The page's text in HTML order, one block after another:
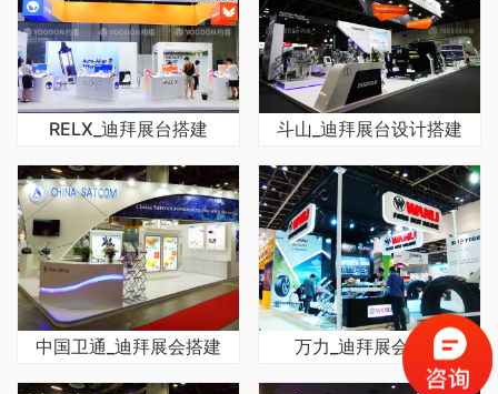
RELX_迪拜展台搭建 斗山_迪拜展台设计搭建
中国卫通_迪拜展会搭建 万力_迪拜展会搭建